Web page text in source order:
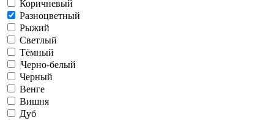
Коричневый
Разноцветный
Рыжий
Светлый
Тёмный
Черно-белый
Черный
Венге
Вишня
Дуб